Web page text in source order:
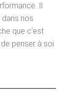
Il
dans nos
que c’est
penser à soi